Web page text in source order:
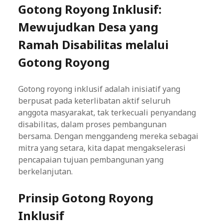
Gotong Royong Inklusif:
Mewujudkan Desa yang
Ramah Disabilitas melalui
Gotong Royong
Gotong royong inklusif adalah inisiatif yang
berpusat pada keterlibatan aktif seluruh
anggota masyarakat, tak terkecuali penyandang
disabilitas, dalam proses pembangunan
bersama. Dengan menggandeng mereka sebagai
mitra yang setara, kita dapat mengakselerasi
pencapaian tujuan pembangunan yang
berkelanjutan.
Prinsip Gotong Royong
Inklusif